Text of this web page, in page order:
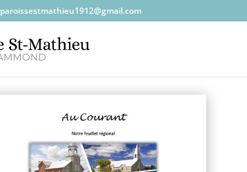
paroissestmathieu1912@gmail.com